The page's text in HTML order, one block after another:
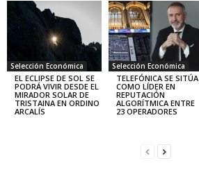
Selección Económica
EL ECLIPSE DE SOL SE
PODRÁ VIVIR DESDE EL
MIRADOR SOLAR DE
TRISTAINA EN ORDINO
ARCALÍS
Selección Económica
TELEFÓNICA SE SITÚA
COMO LÍDER EN
REPUTACIÓN
ALGORÍTMICA ENTRE
23 OPERADORES